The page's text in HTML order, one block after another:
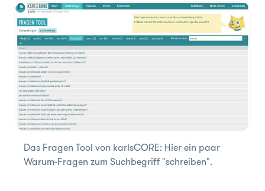
Das Fragen Tool von karlsCORE: Hier ein paar
Warum-Fragen zum Suchbegriff "schreiben".